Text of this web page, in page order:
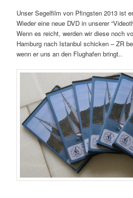
Unser Segelfilm von Pfingsten 2013 ist
Wieder eine neue DVD in unserer
Wenn es reicht, werden wir diese noch
Hamburg nach Istanbul schicken – ZR
wenn er uns an den Flughafen bringt..